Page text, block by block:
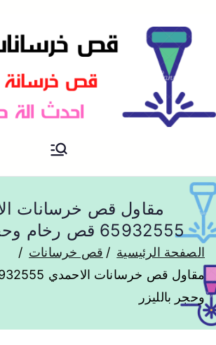
موقع آخر في
مقاول قص خرسانات
65932555 قص رخام وحجر بالليزر
الصفحة الرئيسية
قص خرسانات
وحجر بالليزر